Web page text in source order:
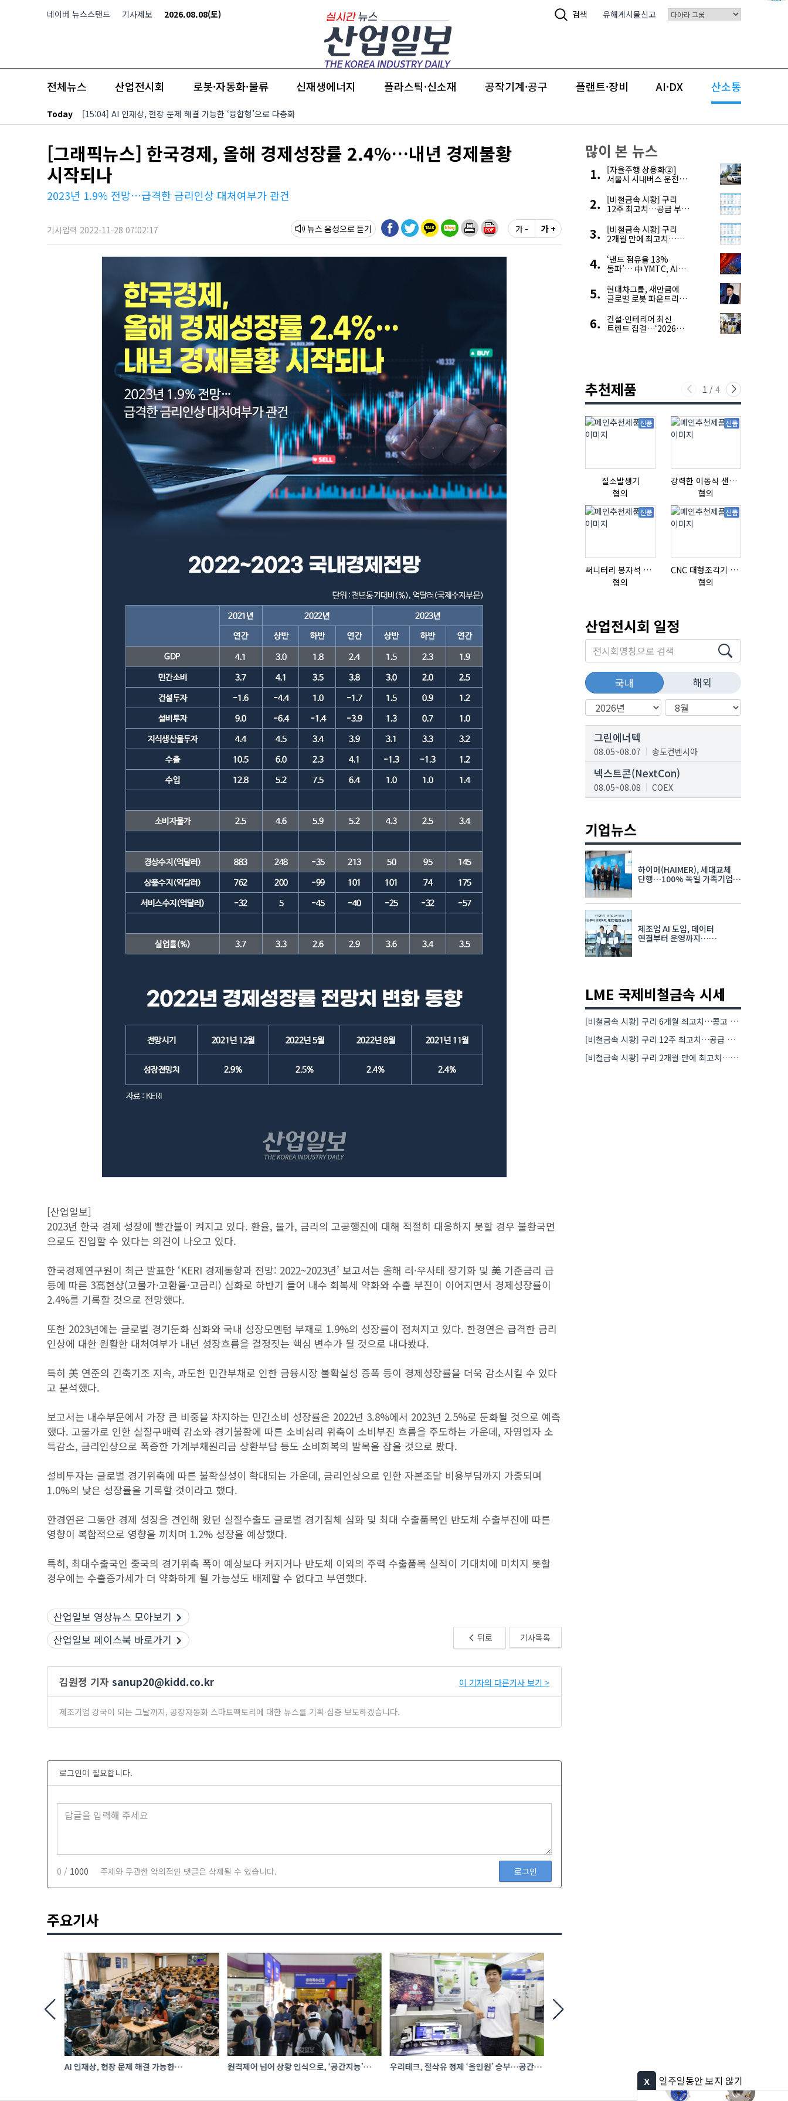
네이버 뉴스스탠드 기사제보 2026.08.08(토) 검색 유해게시물신고
전체뉴스 산업전시회 로봇·자동화·물류 신재생에너지 플라스틱·신소재 공작기계·공구 플랜트·장비 AI·DX 산소통
Today [15:04] AI 인재상, 현장 문제 해결 가능한 ‘융합형’으로 다층화
[그래픽뉴스] 한국경제, 올해 경제성장률 2.4%…내년 경제불황
시작되나
2023년 1.9% 전망…급격한 금리인상 대처여부가 관건
기사입력 2022-11-28 07:02:17 뉴스 음성 가 - 가 +
[산업일보]
2023년 한국 경제 성장에 빨간불이 켜지고 있다. 환율, 물가, 금리의 고공행진에 대해 적절히 대응하지 못할 경우 불황국면
으로도 진입할 수 있다는 의견이 나오고 있다.
한국경제연구원이 최근 발표한 ‘KERI 경제동향과 전망: 2022~2023년’ 보고서는 올해 러·우사태 장기화 및 美 기준금리 급
등에 따른 3高현상(고물가·고환율·고금리) 심화로 하반기 들어 내수 회복세 약화와 수출 부진이 이어지면서 경제성장률이
2.4%를 기록할 것으로 전망했다.
또한 2023년에는 글로벌 경기둔화 심화와 국내 성장모멘텀 부재로 1.9%의 성장률이 점쳐지고 있다. 한경연은 급격한 금리
인상에 대한 원활한 대처여부가 내년 성장흐름을 결정짓는 핵심 변수가 될 것으로 내다봤다.
특히 美 연준의 긴축기조 지속, 과도한 민간부채로 인한 금융시장 불확실성 증폭 등이 경제성장률을 더욱 감소시킬 수 있다
고 분석했다.
보고서는 내수부문에서 가장 큰 비중을 차지하는 민간소비 성장률은 2022년 3.8%에서 2023년 2.5%로 둔화될 것으로 예측
했다. 고물가로 인한 실질구매력 감소와 경기불황에 따른 소비심리 위축이 소비부진 흐름을 주도하는 가운데, 자영업자 소
득감소, 금리인상으로 폭증한 가계부채원리금 상환부담 등도 소비회복의 발목을 잡을 것으로 봤다.
설비투자는 글로벌 경기위축에 따른 불확실성이 확대되는 가운데, 금리인상으로 인한 자본조달 비용부담까지 가중되며
1.0%의 낮은 성장률을 기록할 것이라고 했다.
한경연은 그동안 경제 성장을 견인해 왔던 실질수출도 글로벌 경기침체 심화 및 최대 수출품목인 반도체 수출부진에 따른
영향이 복합적으로 영향을 끼치며 1.2% 성장을 예상했다.
특히, 최대수출국인 중국의 경기위축 폭이 예상보다 커지거나 반도체 이외의 주력 수출품목 실적이 기대치에 미치지 못할
경우에는 수출증가세가 더 약화하게 될 가능성도 배제할 수 없다고 부연했다.
뒤로 기사목록
산업일보 영상뉴스 모아보기
산업일보 페이스북 바로가기
김원정 기자 sanup20@kidd.co.kr 이 기자의 다른기사 보기 >
제조기업 강국이 되는 그날까지, 공장자동화 스마트팩토리에 대한 뉴스를 기획·심층 보도하겠습니다.
로그인이 필요합니다.
0 / 1000 주제와 무관한 악의적인 댓글은 삭제될 수 있습니다. 로그인
주요기사
AI 인재상, 현장 문제 해결 가능한
원격제어 넘어 상황 인식으로, ‘공간지능’
우리테크, 절삭유 정제 ‘올인원’ 승부…공간·
로보틱스 품은 건설 생태계
환수…환수액 24%
많이 본 뉴스
[자율주행 상용화②]
서울시 시내버스 운전자
해결한다
[비철금속 시황] 구리
12주 최고치…공급 부족
[비철금속 시황] 구리
2개월 만에 최고치…
우려 확대
‘낸드 점유율 13%
돌파’… 中 YMTC, AI
4위 맹추격
현대차그룹, 새만금에
글로벌 로봇 파운드리
건설·인테리어 최신
트렌드 집결…‘2026
추천제품 1 / 4
신품
질소발생기
협의
신품
강력한 이동식 샌딩기 / 고급 이태리 IBIX샌드블라스터
협의
신품
써니터리 봉자석 세트 SPECIAL , 봉자석 , 자석봉 , 호퍼용자석 , 전자석
협의
신품
CNC 대형조각기 K-2040B
협의
산업전시회 일정
국내 해외
그린에너텍
08.05~08.07 송도컨벤시아
넥스트콘(NextCon)
08.05~08.08 COEX
08.19~08.21
K-PRINT
08.19~08.22
자율주행모빌리티산업전
08.25~08.27
차세대 반도체 패키징 산업전
08.26~08.28 수원컨벤션센터
기업뉴스
하이머(HAIMER), 세대교체
단행…100% 독일 가족기업
제조업 AI 도입, 데이터
연결부터 운영까지…
LME 국제비철금속 시세
[비철금속 시황] 구리 6개월 최고치…콩고 수출 규제에 공급 우려 확대
[비철금속 시황] 구리 12주 최고치…공급 부족 우려에 강세
[비철금속 시황] 구리 2개월 만에 최고치…재고 감소에 공급 부족 우려 확대
x 일주일동안 보지 않기